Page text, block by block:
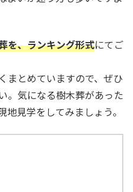
を、ランキング形式にてご
まとめていますので、ぜひ
。気になる樹木葬があった
見学をしてみましょう。